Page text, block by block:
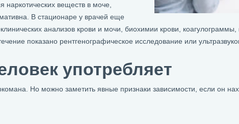
наркотических веществ в моче,
В стационаре у врачей еще
анализов крови и мочи, биохимии крови,
показано рентгенографическое исследование или
употребляет
Но можно заметить явные признаки зависимости, если он